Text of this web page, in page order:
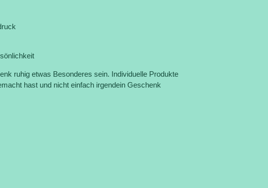
ruhig etwas Besonderes sein. Individuelle Produkte
hast und nicht einfach irgendein Geschenk